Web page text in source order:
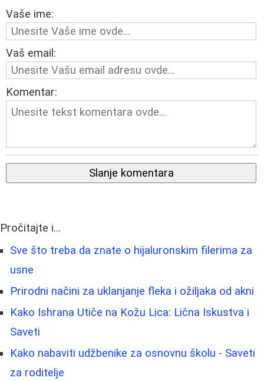
Vaše ime:
Vaš email:
Komentar:
Slanje komentara
Pročitajte i...
Sve što treba da znate o hijaluronskim filerima za
usne
Prirodni načini za uklanjanje fleka i ožiljaka od akni
Kako Ishrana Utiče na Kožu Lica: Lična Iskustva i
Saveti
Kako nabaviti udžbenike za osnovnu školu - Saveti
za roditelje